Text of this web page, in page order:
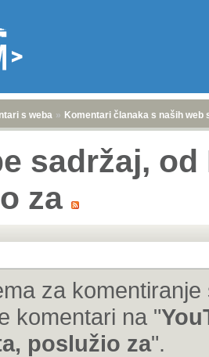
s weba » Komentari članaka s naših web
sadržaj,
za
za
komentari na "
poslužio za".